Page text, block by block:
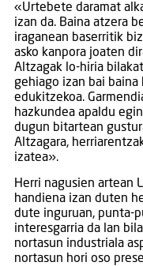
«Urtebete daramat
izan da. Baina atzera
iraganean baserritik
asko kanpora joaten
Altzagak lo-hiria
gehiago izan bai
edukitzekoa.
hazkundea apaldu
dugun bitartean
Altzagara,
izatea».
Herri nagusien artean
handiena izan duten
dute inguruan, punta-
interesgarria da lan
nortasun industriala
nortasun hori oso